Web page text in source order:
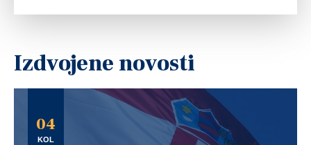
Izdvojene novosti
04
KOL